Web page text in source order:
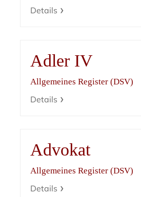
Details
Adler IV
Allgemeines Register (DSV)
Details
Advokat
Allgemeines Register (DSV)
Details